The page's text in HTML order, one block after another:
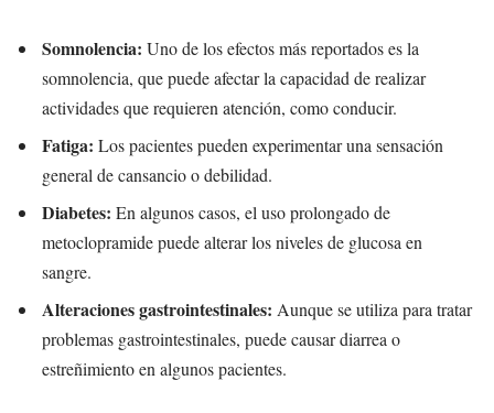
Somnolencia: Uno de los efectos más reportados es la
somnolencia, que puede afectar la capacidad de realizar
actividades que requieren atención, como conducir.
Fatiga: Los pacientes pueden experimentar una sensación
general de cansancio o debilidad.
Diabetes: En algunos casos, el uso prolongado de
metoclopramide puede alterar los niveles de glucosa en
sangre.
Alteraciones gastrointestinales: Aunque se utiliza para tratar
problemas gastrointestinales, puede causar diarrea o
estreñimiento en algunos pacientes.